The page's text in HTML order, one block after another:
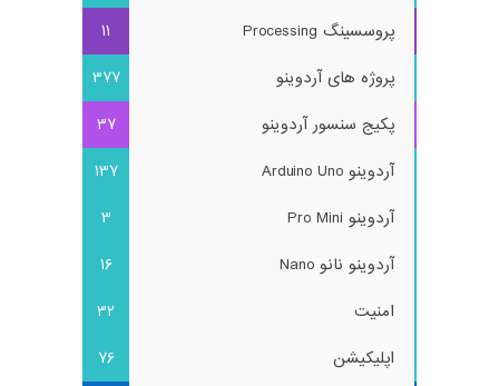
پروسسینگ Processing
11
پروژه های آردوینو
377
پکیج سنسور آردوینو
37
آردوینو Arduino Uno
137
آردوینو Pro Mini
3
آردوینو نانو Nano
16
امنیت
32
اپلیکیشن
76